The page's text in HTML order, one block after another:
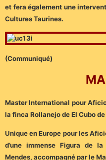
et fera également une
Cultures Taurines.
(Communiqué)
Master International pour
la finca Rollanejo de El Cubo
Unique en Europe pour les
d’une immense Figura de
Mendes, accompagné par le